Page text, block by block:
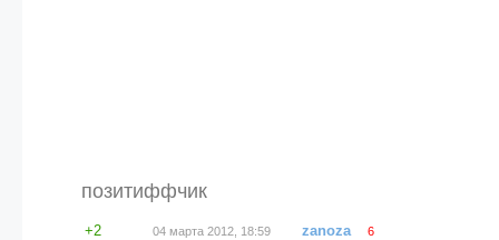
позитиффчик
+2 04 марта 2012, 18:59 zanoza 6